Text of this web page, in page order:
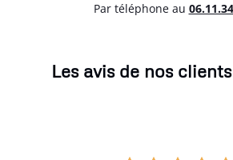
Par téléphone au
Les avis de nos